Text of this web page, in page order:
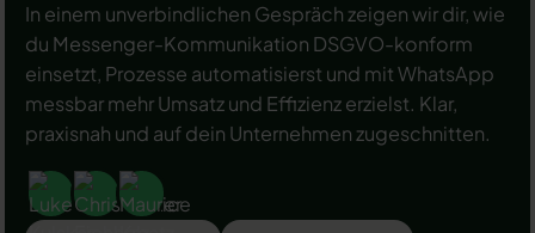
In einem unverbindlichen Gespräch zeigen wir dir, wie
du Messenger-Kommunikation DSGVO-konform
einsetzt, Prozesse automatisierst und mit WhatsApp
messbar mehr Umsatz und Effizienz erzielst. Klar,
praxisnah und auf dein Unternehmen zugeschnitten.